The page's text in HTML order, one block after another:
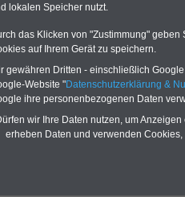
Eigenbehalte
In folgenden
Eigenbehalte
Aufwendungen
lokalen Speicher nutzt.
das Klicken von "Zustimmung"
auf Ihrem Gerät zu speichern.
gewähren Dritten - einschließlich
Website "Datenschutzerklärung &
ihre personenbezogenen Daten
wir Ihre Daten nutzen, um
erheben Daten und verwenden